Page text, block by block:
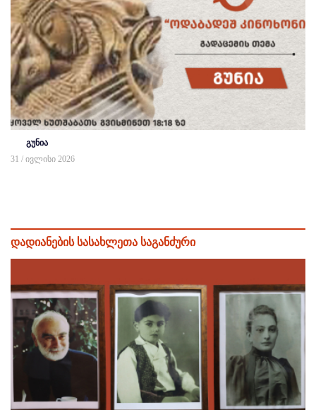
გუნია
31 / ივლისი 2026
დადიანების სასახლეთა საგანძური